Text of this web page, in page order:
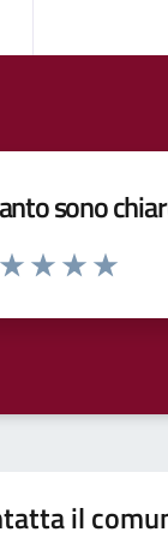
sono
da 1 a 5 stelle la pagina
il